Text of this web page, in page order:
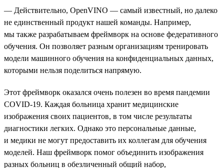
— Действительно, OpenVINO — самый известный, но далеко
не единственный продукт нашей команды. Например,
мы также разрабатываем фреймворк на основе федеративного
обучения. Он позволяет разным организациям тренировать
модели машинного обучения на конфиденциальных данных,
которыми нельзя поделиться напрямую.
Этот фреймворк оказался очень полезен во время пандемии
COVID-19. Каждая больница хранит медицинские
изображения своих пациентов, в том числе результаты
диагностики легких. Однако это персональные данные,
и медики не могут предоставить их коллегам для обучения
моделей. Наш фреймворк помог объединить изображения
разных больниц в обезличенный общий набор,